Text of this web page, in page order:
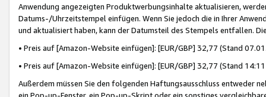
Anwendung angezeigten Produktwerbungsinhalte aktualisieren,
Datums-/Uhrzeitstempel einfügen. Wenn Sie jedoch die in Ihrer
und aktualisiert haben, kann der Datumsteil des Stempels entfallen.
• Preis auf [Amazon-Website einfügen]: [EUR/GBP] 32,77 (Stand
• Preis auf [Amazon-Website einfügen]: [EUR/GBP] 32,77 (Stand
Außerdem müssen Sie den folgenden Haftungsausschluss entweder
ein Pop-up-Fenster, ein Pop-up-Skript oder ein sonstiges